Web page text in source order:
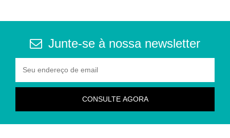
Junte-se à nossa newsletter